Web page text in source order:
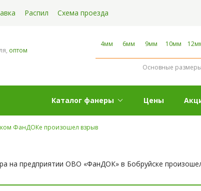
Распил Схема проезда
оптом
4мм 6мм 9мм 10мм
Основные
Каталог фанеры Цены
ФанДОКе произошел взрыв
на предприятии ОВО «ФанДОК» в Бобруйске